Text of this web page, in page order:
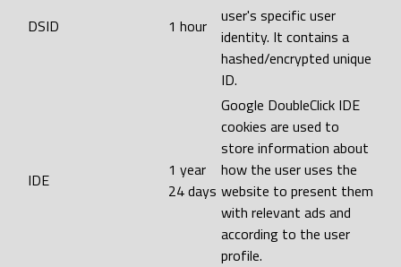
DSID 1 hour
user's specific user
identity. It contains a
hashed/encrypted unique
ID.
IDE
1 year
24 days
Google DoubleClick IDE
cookies are used to
store information about
how the user uses the
website to present them
with relevant ads and
according to the user
profile.